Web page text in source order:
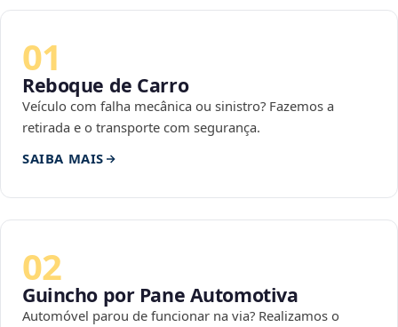
01
Reboque de Carro
Veículo com falha mecânica ou sinistro? Fazemos a
retirada e o transporte com segurança.
SAIBA MAIS
02
Guincho por Pane Automotiva
Automóvel parou de funcionar na via? Realizamos o